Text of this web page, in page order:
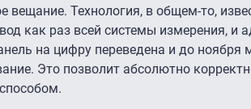
Технология, в общем-то,
как раз всей системы измерения, и
на цифру переведена и до ноября
Это позволит абсолютно